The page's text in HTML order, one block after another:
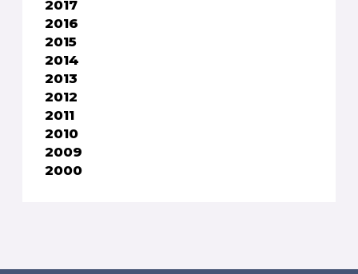
2017
2016
2015
2014
2013
2012
2011
2010
2009
2000